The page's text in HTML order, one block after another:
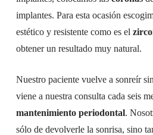
implantes. Para esta ocasión
estético y resistente como es el
obtener un resultado muy natural.
Nuestro paciente vuelve a sonreír
viene a nuestra consulta cada seis
mantenimiento periodontal.
sólo de devolverle la sonrisa, sino